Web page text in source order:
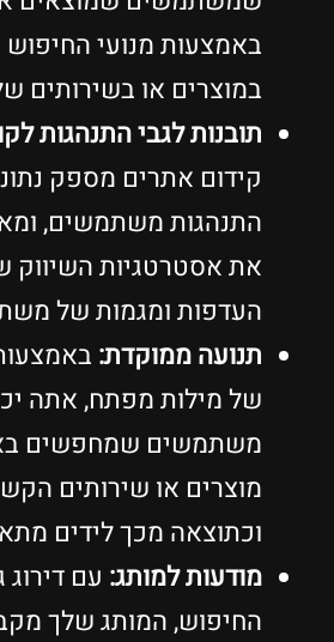
באמצעות מנועי החיפוש
במוצרים או בשירותים
תובנות לגבי התנהגות
קידום אתרים מספק
התנהגות משתמשים,
את אסטרטגיות השיווק
העדפות ומגמות של
תנועה ממוקדת:
של מילות מפתח, אתה
משתמשים שמחפשים
מוצרים או שירותים
וכתוצאה מכך לידים
מודעות למותג: עם דירוג
החיפוש, המותג שלך